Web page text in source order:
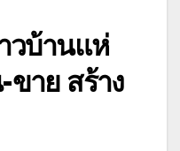
วบ้านแห่
ขาย สร้าง